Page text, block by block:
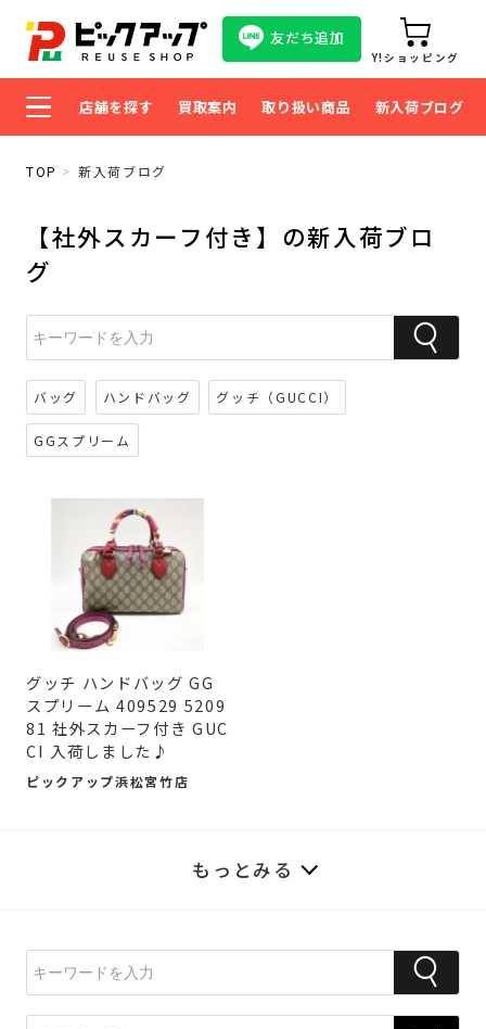
友だち追加
Y!ショッピング
店舗を探す 買取案内 取り扱い商品 新入荷ブログ
TOP 新入荷ブログ
【社外スカーフ付き】の新入荷ブロ
グ
バッグ ハンドバッグ グッチ（GUCCI）
GGスプリーム
グッチ ハンドバッグ GG
スプリーム 409529 5209
81 社外スカーフ付き GUC
CI 入荷しました♪
ピックアップ浜松宮竹店
もっとみる